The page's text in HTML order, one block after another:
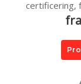
certificering,